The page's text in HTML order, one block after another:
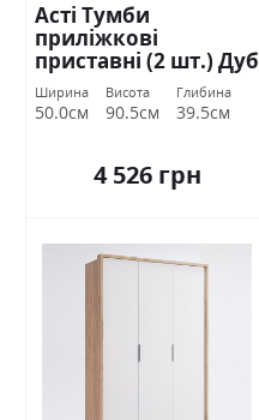
Асті Тумби
приліжкові
приставні (2 шт.) Дуб
крафт/білий
глянець Міромарк
Ширина
50.0см
Висота
90.5см
Глибина
39.5см
4 526 грн